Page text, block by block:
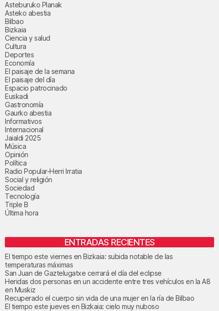
Asteburuko Planak
Asteko abestia
Bilbao
Bizkaia
Ciencia y salud
Cultura
Deportes
Economía
El paisaje de la semana
El paisaje del día
Espacio patrocinado
Euskadi
Gastronomía
Gaurko abestia
Informativos
Internacional
Jaialdi 2025
Música
Opinión
Política
Radio Popular-Herri Irratia
Social y religión
Sociedad
Tecnología
Triple B
Última hora
ENTRADAS RECIENTES
El tiempo este viernes en Bizkaia: subida notable de las
temperaturas máximas
San Juan de Gaztelugatxe cerrará el día del eclipse
Heridas dos personas en un accidente entre tres vehículos en la A8
en Muskiz
Recuperado el cuerpo sin vida de una mujer en la ría de Bilbao
El tiempo este jueves en Bizkaia: cielo muy nuboso